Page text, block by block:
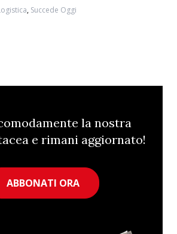
, Succede Oggi
la nostra
e rimani aggiornato!
ABBONATI ORA